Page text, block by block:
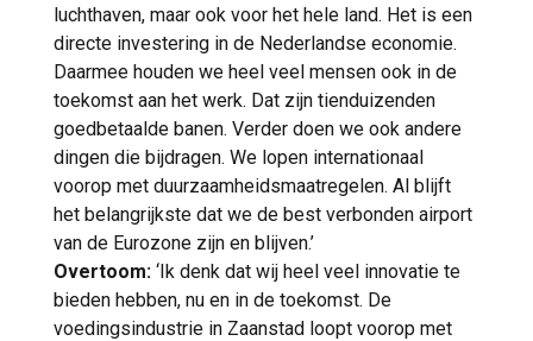
luchthaven, maar ook voor het hele land. Het is een
directe investering in de Nederlandse economie.
Daarmee houden we heel veel mensen ook in de
toekomst aan het werk. Dat zijn tienduizenden
goedbetaalde banen. Verder doen we ook andere
dingen die bijdragen. We lopen internationaal
voorop met duurzaamheidsmaatregelen. Al blijft
het belangrijkste dat we de best verbonden airport
van de Eurozone zijn en blijven.’
Overtoom: ‘Ik denk dat wij heel veel innovatie te
bieden hebben, nu en in de toekomst. De
voedingsindustrie in Zaanstad loopt voorop met